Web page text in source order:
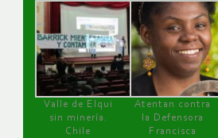
Valle de Elqui
sin minería.
Chile
Atentan contra
la Defensora
Francisca